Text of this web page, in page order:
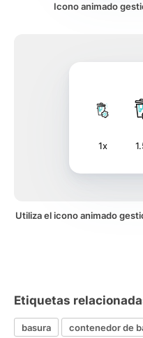
Icono animado
1x
Utiliza el icono animado
Etiquetas
basura contenedor de